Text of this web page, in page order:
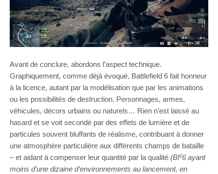
Avant de conclure, abordons l’aspect technique.
Graphiquement, comme déjà évoqué, Battlefield 6 fait honneur
à la licence, autant par la modélisation que par les animations
ou les possibilités de destruction. Personnages, armes,
véhicules, décors urbains ou naturels… Rien n’est laissé au
hasard et se voit secondé par des effets de lumière et de
particules souvent bluffants de réalisme, contribuant à donner
une atmosphère particulière aux différents champs de bataille
– et aidant à compenser leur quantité par la qualité (BF6 ayant
moins d’une dizaine d’environnements au lancement, en